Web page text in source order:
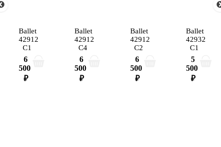
Ballet
42912
C1
6
500
₽
Ballet
42912
C4
6
500
₽
Ballet
42912
C2
6
500
₽
Ballet
42932
C1
5
500
₽